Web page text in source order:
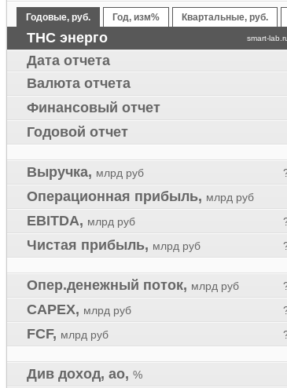
БКС Мир Инвестиций
Годовые, руб. Год, изм% Квартальные, руб.
ТНС энерго smart-
Дата отчета
Валюта отчета
Финансовый отчет
Годовой отчет
Выручка, млрд руб
Операционная прибыль, млрд руб
EBITDA, млрд руб
Чистая прибыль, млрд руб
Опер.денежный поток, млрд руб
CAPEX, млрд руб
FCF, млрд руб
Див доход, ао, %